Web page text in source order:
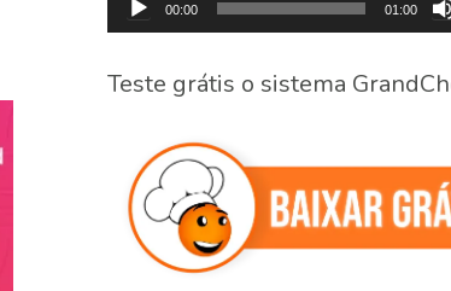
00:00 01:00
Teste grátis o sistema